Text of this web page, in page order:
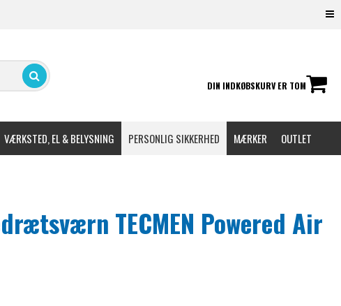
DIN INDKØBSKURV ER TOM
VÆRKSTED, EL & BELYSNING PERSONLIG SIKKERHED MÆRKER OUTLET
TECMEN Powered Air